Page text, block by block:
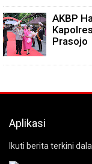
AKBP
Prasojo
Aplikasi
Ikuti berita terkini